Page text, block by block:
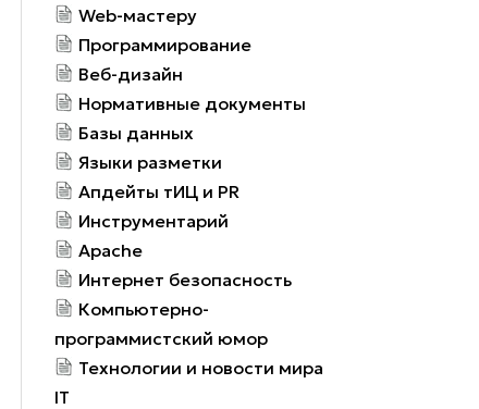
Web-мастеру
Программирование
Веб-дизайн
Нормативные документы
Базы данных
Языки разметки
Апдейты тИЦ и PR
Инструментарий
Apache
Интернет безопасность
Компьютерно-
программистский юмор
Технологии и новости мира
IT